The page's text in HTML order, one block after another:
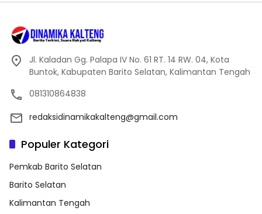
Jl. Kaladan Gg. Palapa IV No. 61 RT. 14 RW. 04, Kota
Buntok, Kabupaten Barito Selatan, Kalimantan Tengah
081310864838
redaksidinamikakalteng@gmail.com
Populer Kategori
Pemkab Barito Selatan
Barito Selatan
Kalimantan Tengah